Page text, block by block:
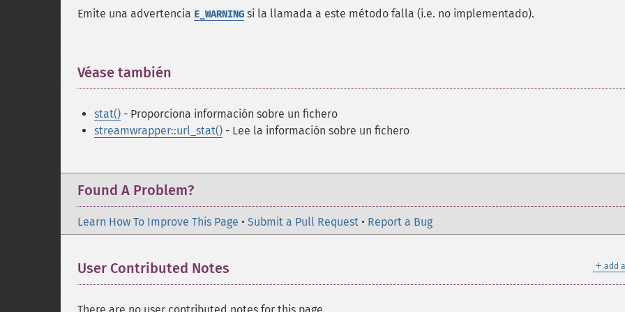
Emite una advertencia E_WARNING si la llamada a este método falla (i.e. no implementado).
Véase también
stat() - Proporciona información sobre un fichero
streamwrapper::url_stat() - Lee la información sobre un fichero
Found A Problem?
Learn How To Improve This Page • Submit a Pull Request • Report a Bug
＋ add
User Contributed Notes